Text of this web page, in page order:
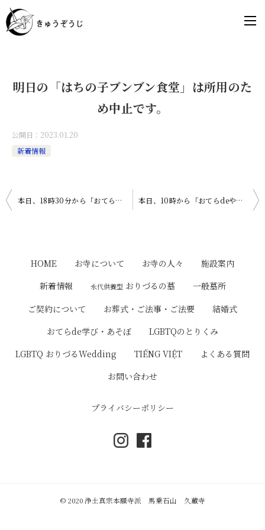
明日の「はちの子ブンブン食堂」は所用のた
め中止です。
公開日： 2023.01.20
新着情報
投
ョ
本日、18時30分から「おてらdeHipHop」が開催されます。 本日、10時から「おてらdeやさしいYOGA」を開催いたします。
HOME お寺について お寺の人々
施設案内
新着情報
永代供養型 おりづるの墓
一般墓所
ご契約について
お葬式・ご法事・ご法要
結婚式
おてらde学び・あそぼ
LGBTQのとりくみ
LGBTQ おりづるWedding
TIẾNG VIỆT
よくある質問
お問い合わせ
プライバシーポリシー
© 2020 浄土真宗本願寺派 馬乗石山 久蔵寺